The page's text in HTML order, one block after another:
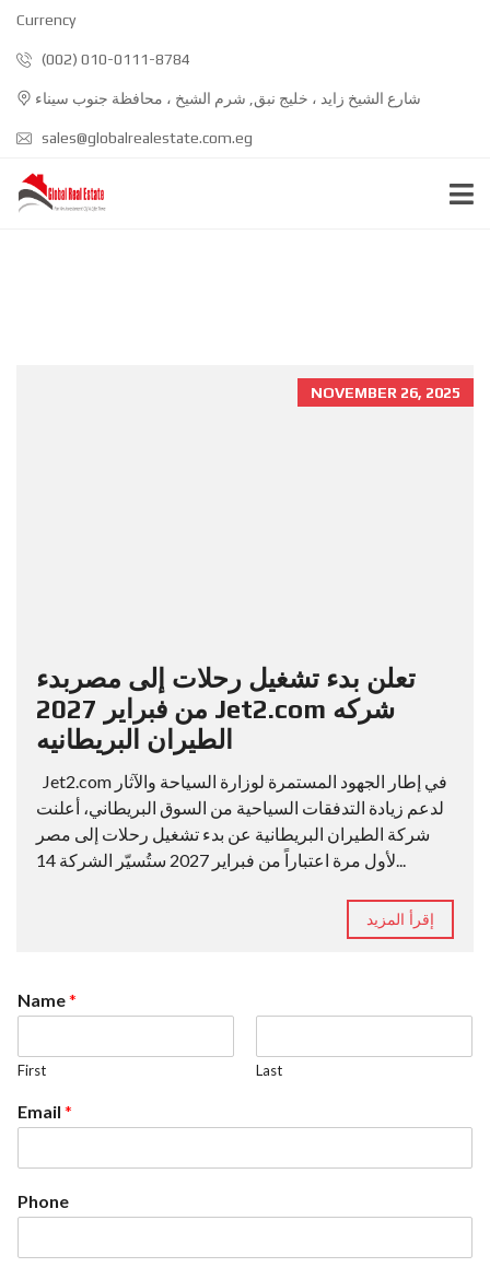
Currency
(002) 010-0111-8784
شارع الشيخ زايد ، خليج نبق, شرم الشيخ ، محافظة جنوب سيناء
sales@globalrealestate.com.eg
NOVEMBER 26, 2025
تعلن بدء تشغيل رحلات إلى مصربدء
من فبراير 2027 Jet2.com شركه
الطيران البريطانيه
Jet2.com في إطار الجهود المستمرة لوزارة السياحة والآثار
لدعم زيادة التدفقات السياحية من السوق البريطاني، أعلنت
شركة الطيران البريطانية عن بدء تشغيل رحلات إلى مصر
لأول مرة اعتباراً من فبراير 2027 ستُسيّر الشركة 14...
إقرأ المزيد
Name*
First Last
Email *
Phone